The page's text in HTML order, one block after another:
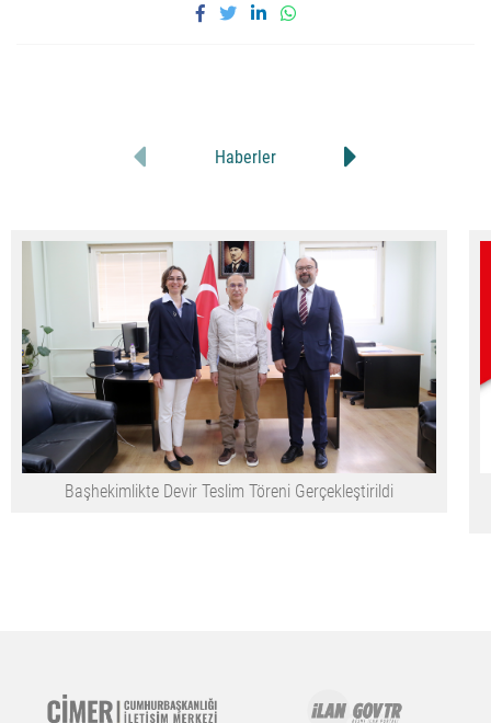
Haberler
Başhekimlikte Devir Teslim Töreni Gerçekleştirildi